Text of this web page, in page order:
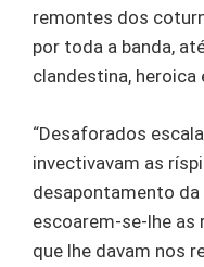
remontes dos
por toda a banda,
clandestina, heroica
“Desaforados
invectivavam as
desapontamento
escoarem-se-lhe as
que lhe davam nos